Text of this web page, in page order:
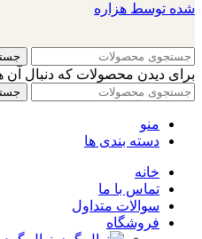
شده توسط هزاره
برای دیدن محصولات که دنبال آن
منو
دسته بندی ها
خانه
تماس با ما
سوالات متداول
فروشگاه